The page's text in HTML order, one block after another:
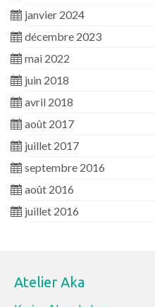
janvier 2024
décembre 2023
mai 2022
juin 2018
avril 2018
août 2017
juillet 2017
septembre 2016
août 2016
juillet 2016
Atelier Aka